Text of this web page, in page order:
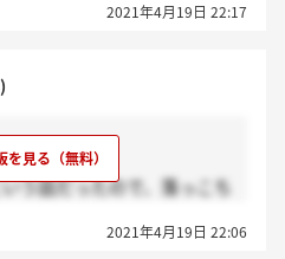
書と自己紹介フォーム、なん
る機会なかったですし。
2021年4月19日 22:17
う話だったので、落っこち
2021年4月19日 22:06